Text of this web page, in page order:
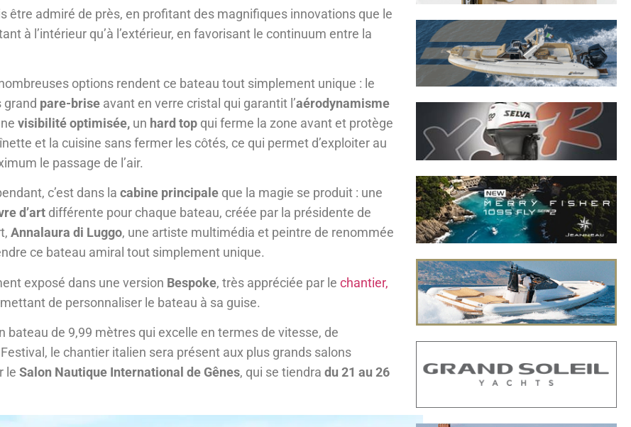
être admiré de près, en profitant des magnifiques innovations que le
à l’intérieur qu’à l’extérieur, en favorisant le continuum entre la
options rendent ce bateau tout simplement unique : le
grand pare-brise avant en verre cristal qui garantit l’aérodynamisme
visibilité optimisée, un hard top qui ferme la zone avant et protège
et la cuisine sans fermer les côtés, ce qui permet d’exploiter au
le passage de l’air.
c’est dans la cabine principale que la magie se produit : une
d’art différente pour chaque bateau, créée par la présidente de
Annalaura di Luggo, une artiste multimédia et peintre de renommée
ce bateau amiral tout simplement unique.
exposé dans une version Bespoke, très appréciée par le chantier,
de personnaliser le bateau à sa guise.
bateau de 9,99 mètres qui excelle en termes de vitesse, de
le chantier italien sera présent aux plus grands salons
le Salon Nautique International de Gênes, qui se tiendra du 21 au 26